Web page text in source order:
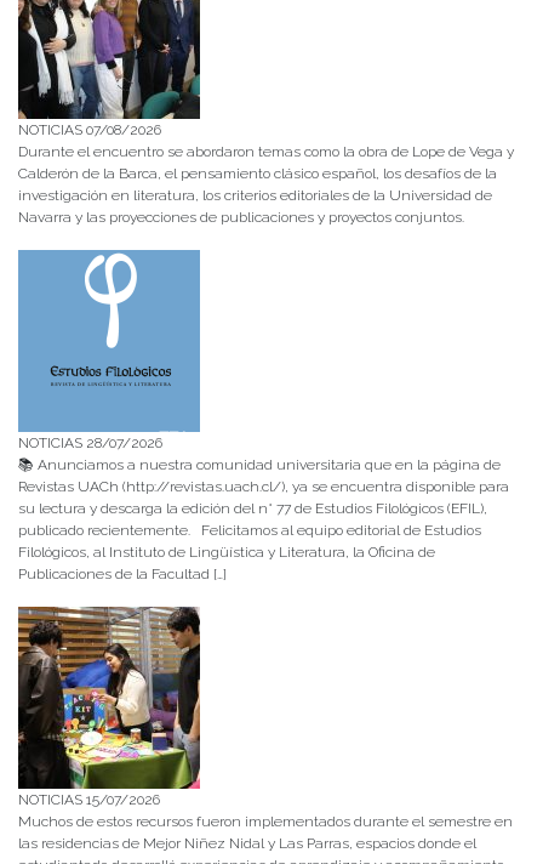
NOTICIAS 07/08/2026
Durante el encuentro se abordaron temas como la obra de Lope de Vega y
Calderón de la Barca, el pensamiento clásico español, los desafíos de la
investigación en literatura, los criterios editoriales de la Universidad de
Navarra y las proyecciones de publicaciones y proyectos conjuntos.
NOTICIAS 28/07/2026
📚 Anunciamos a nuestra comunidad universitaria que en la página de
Revistas UACh (http://revistas.uach.cl/), ya se encuentra disponible para
su lectura y descarga la edición del n° 77 de Estudios Filológicos (EFIL),
publicado recientemente. Felicitamos al equipo editorial de Estudios
Filológicos, al Instituto de Lingüística y Literatura, la Oficina de
Publicaciones de la Facultad […]
NOTICIAS 15/07/2026
Muchos de estos recursos fueron implementados durante el semestre en
las residencias de Mejor Niñez Nidal y Las Parras, espacios donde el